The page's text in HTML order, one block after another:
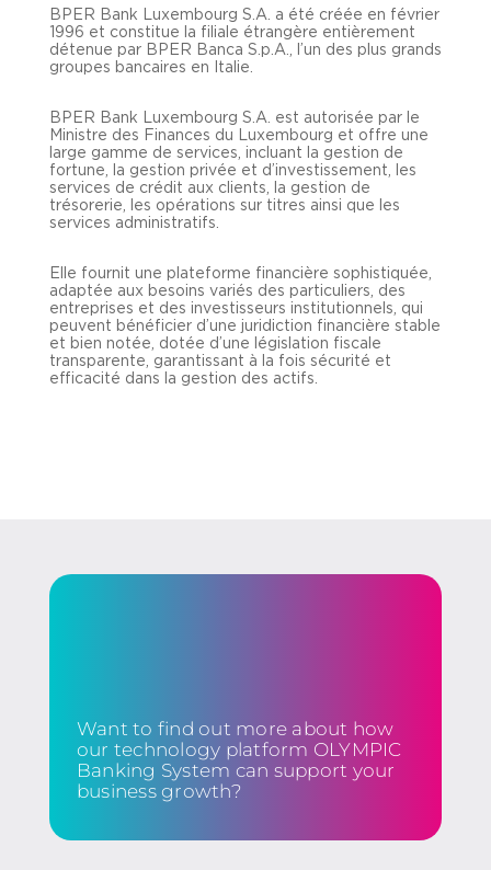
BPER Bank Luxembourg S.A. a été créée en février
1996 et constitue la filiale étrangère entièrement
détenue par BPER Banca S.p.A., l’un des plus grands
groupes bancaires en Italie.
BPER Bank Luxembourg S.A. est autorisée par le
Ministre des Finances du Luxembourg et offre une
large gamme de services, incluant la gestion de
fortune, la gestion privée et d’investissement, les
services de crédit aux clients, la gestion de
trésorerie, les opérations sur titres ainsi que les
services administratifs.
Elle fournit une plateforme financière sophistiquée,
adaptée aux besoins variés des particuliers, des
entreprises et des investisseurs institutionnels, qui
peuvent bénéficier d’une juridiction financière stable
et bien notée, dotée d’une législation fiscale
transparente, garantissant à la fois sécurité et
efficacité dans la gestion des actifs.
Want to find out more about how
our technology platform OLYMPIC
Banking System can support your
business growth?